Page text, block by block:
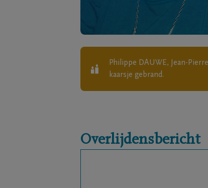
Philippe DAUWE, Jean-
kaarsje gebrand.
Overlijdensbericht